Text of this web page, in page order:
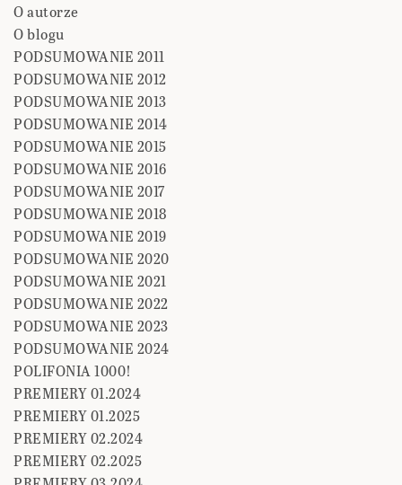
O autorze
O blogu
PODSUMOWANIE 2011
PODSUMOWANIE 2012
PODSUMOWANIE 2013
PODSUMOWANIE 2014
PODSUMOWANIE 2015
PODSUMOWANIE 2016
PODSUMOWANIE 2017
PODSUMOWANIE 2018
PODSUMOWANIE 2019
PODSUMOWANIE 2020
PODSUMOWANIE 2021
PODSUMOWANIE 2022
PODSUMOWANIE 2023
PODSUMOWANIE 2024
POLIFONIA 1000!
PREMIERY 01.2024
PREMIERY 01.2025
PREMIERY 02.2024
PREMIERY 02.2025